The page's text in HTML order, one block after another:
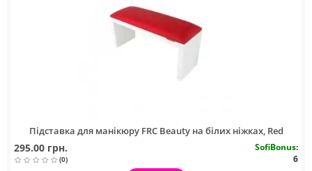
Підставка для манікюру FRC Beauty на білих ніжках, Red
295.00 грн.
(0)
SofiBonus:
6